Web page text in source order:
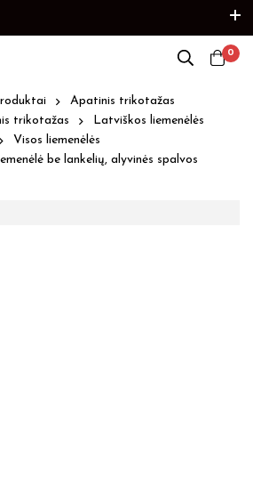
Paskubėkite
0
Apatinis trikotažas
trikotažas
Latviškos liemenėlės
Visos liemenėlės
be lankelių, alyvinės spalvos